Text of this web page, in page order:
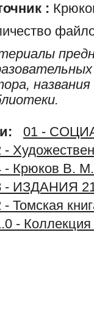
:
01 -
-
- Крюков В.
- ИЗДАНИЯ
- Томская
-